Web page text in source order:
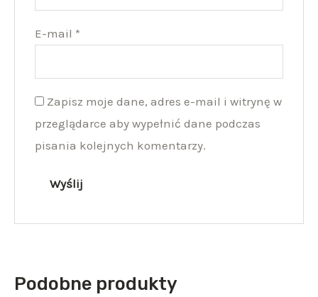
E-mail *
Zapisz moje dane, adres e-mail i witrynę w
przeglądarce aby wypełnić dane podczas
pisania kolejnych komentarzy.
Podobne produkty